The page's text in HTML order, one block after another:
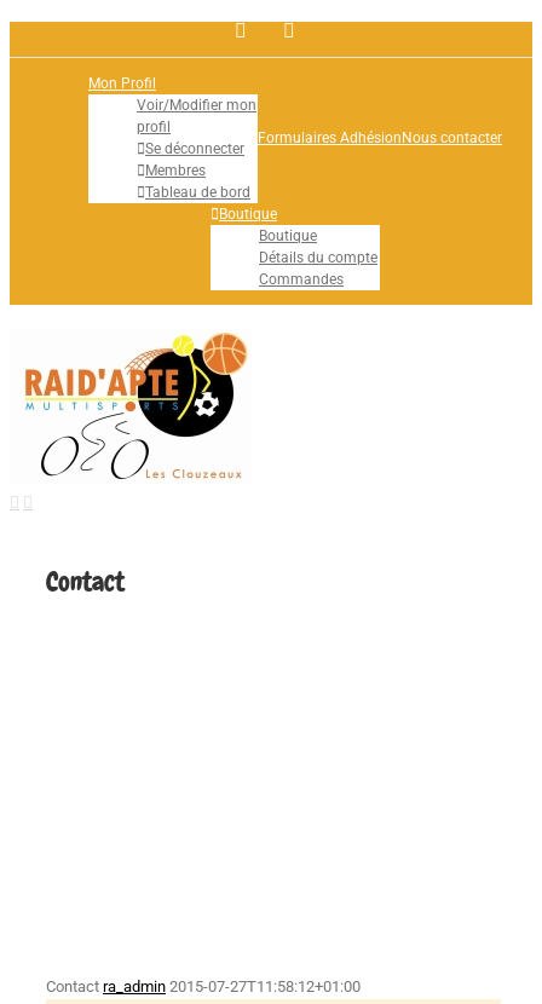
Facebook
Mon Profil
Voir/Modifier mon
profil
Se déconnecter
Membres
Tableau de bord
Formulaires Adhésion Nous contacter
Boutique
Boutique
Détails du compte
Commandes
Contact
Contact ra_admin 2015-07-27T11:58:12+01:00